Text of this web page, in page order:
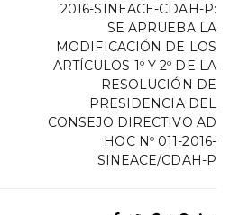
2016-SINEACE-CDAH-P:
SE APRUEBA LA
MODIFICACIÓN DE LOS
ARTÍCULOS 1º Y 2º DE LA
RESOLUCIÓN DE
PRESIDENCIA DEL
CONSEJO DIRECTIVO AD
HOC Nº 011-2016-
SINEACE/CDAH-P